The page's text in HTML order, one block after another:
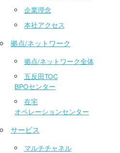
企業理念
本社アクセス
拠点/ネットワーク
拠点/ネットワーク全体
五反田TOC
BPOセンター
在宅
オペレーションセンター
サービス
マルチチャネル